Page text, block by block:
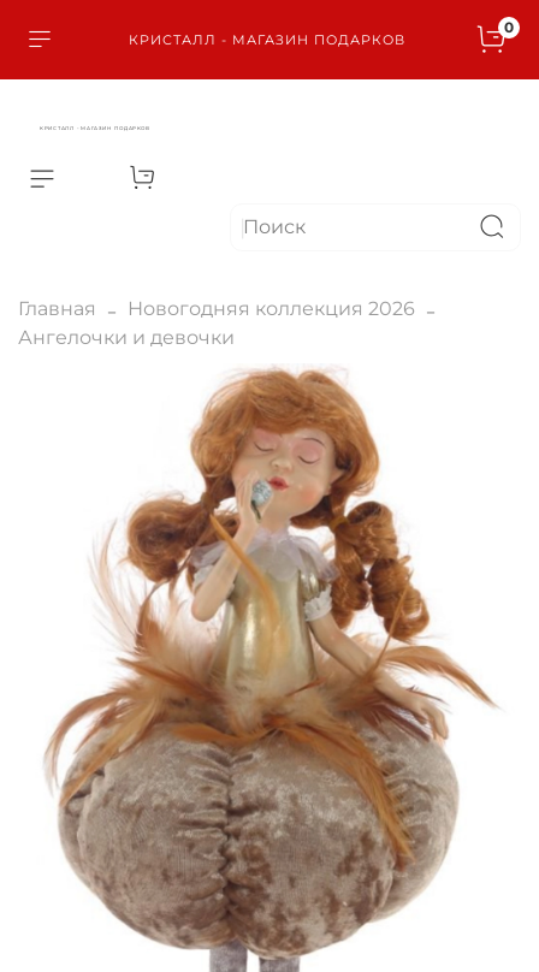
КРИСТАЛЛ - МАГАЗИН ПОДАРКОВ
0
КРИСТАЛЛ - МАГАЗИН ПОДАРКОВ
Главная
Новогодняя коллекция 2026
Ангелочки и девочки